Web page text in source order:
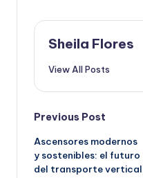
Sheila Flores
View All Posts
Post
navigation
Previous Post
Ascensores modernos
y sostenibles: el futuro
del transporte vertical